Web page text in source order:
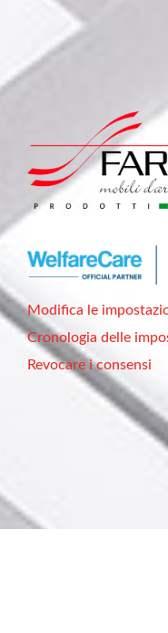
Modifica le
Cronologia delle
Revocare i consensi